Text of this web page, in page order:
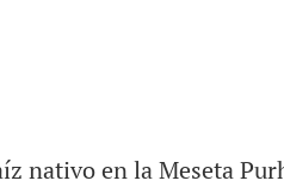
nativo en la Meseta